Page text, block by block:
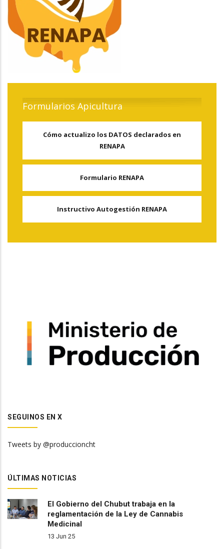
Formularios Apicultura
Cómo actualizo los DATOS declarados en
RENAPA
Formulario RENAPA
Instructivo Autogestión RENAPA
SEGUINOS EN X
Tweets by @produccioncht
ÚLTIMAS NOTICIAS
El Gobierno del Chubut trabaja en la
reglamentación de la Ley de Cannabis
Medicinal
13 Jun 25